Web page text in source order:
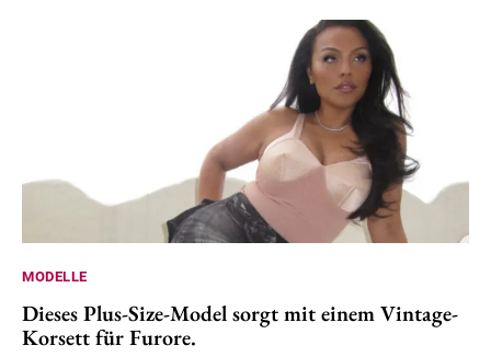
MODELLE
Dieses Plus-Size-Model sorgt mit einem Vintage-
Korsett für Furore.